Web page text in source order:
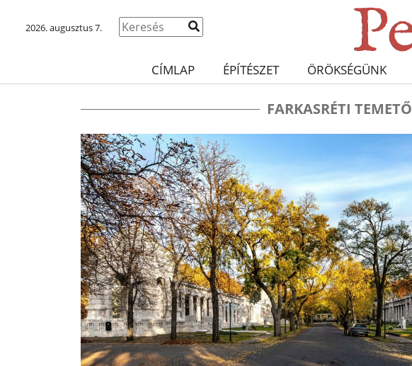
2026. augusztus 7.
CÍMLAP ÉPÍTÉSZET ÖRÖKSÉGÜNK
FARKASRÉTI TEMETŐ